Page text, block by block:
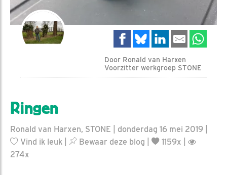
Door Ronald van Harxen
Voorzitter werkgroep STONE
Ringen
Ronald van Harxen, STONE | donderdag 16 mei 2019 |
Vind ik leuk
Bewaar deze blog
1159x |
274x